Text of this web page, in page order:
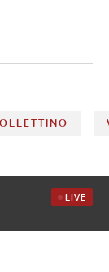
LIVE